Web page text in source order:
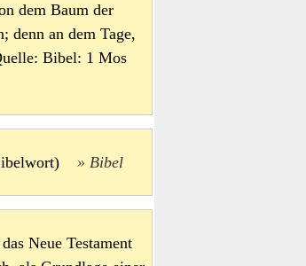
dem Baum der
denn an dem Tage,
Bibel: 1 Mos
Bibelwort) Bibel
Neue Testament